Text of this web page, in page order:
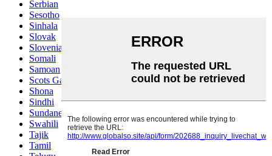
Serbian
Sesotho
Sinhala
Slovak
Slovenian
Somali
Samoan
Scots Gaelic
Shona
Sindhi
Sundanese
Swahili
Tajik
Tamil